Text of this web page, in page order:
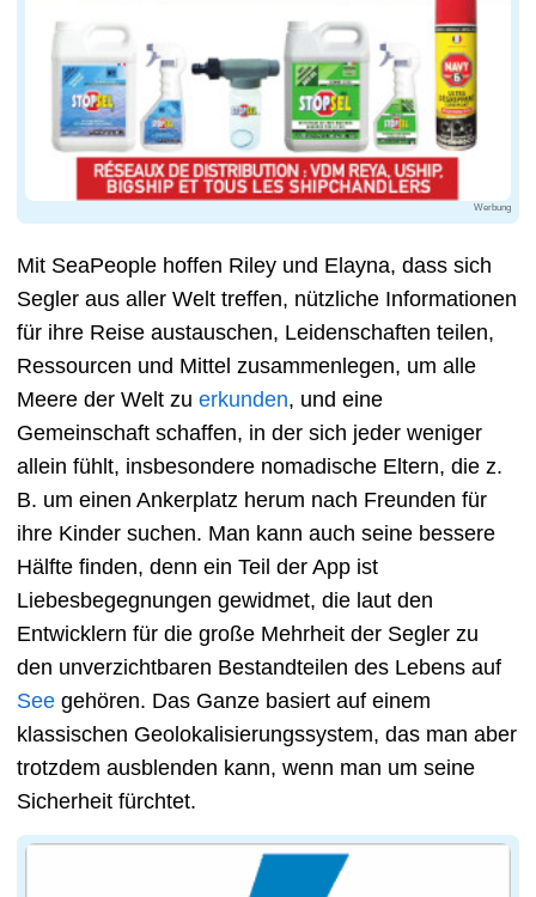
Werbung
Mit SeaPeople hoffen Riley und Elayna, dass sich
Segler aus aller Welt treffen, nützliche Informationen
für ihre Reise austauschen, Leidenschaften teilen,
Ressourcen und Mittel zusammenlegen, um alle
Meere der Welt zu erkunden, und eine
Gemeinschaft schaffen, in der sich jeder weniger
allein fühlt, insbesondere nomadische Eltern, die z.
B. um einen Ankerplatz herum nach Freunden für
ihre Kinder suchen. Man kann auch seine bessere
Hälfte finden, denn ein Teil der App ist
Liebesbegegnungen gewidmet, die laut den
Entwicklern für die große Mehrheit der Segler zu
den unverzichtbaren Bestandteilen des Lebens auf
See gehören. Das Ganze basiert auf einem
klassischen Geolokalisierungssystem, das man aber
trotzdem ausblenden kann, wenn man um seine
Sicherheit fürchtet.